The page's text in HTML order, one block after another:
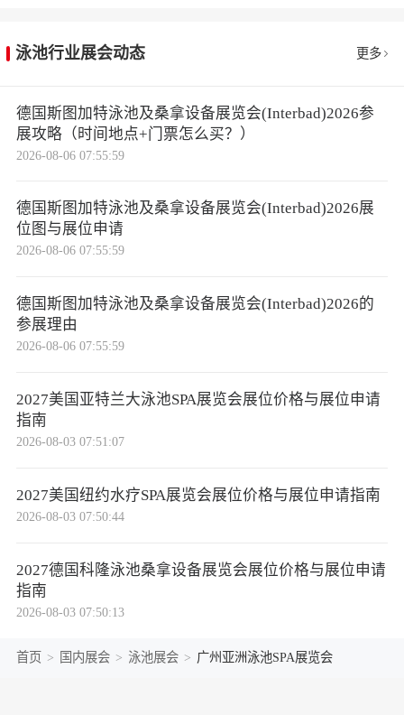
泳池行业展会动态 更多
德国斯图加特泳池及桑拿设备展览会(Interbad)2026参
展攻略（时间地点+门票怎么买？）
2026-08-06 07:55:59
德国斯图加特泳池及桑拿设备展览会(Interbad)2026展
位图与展位申请
2026-08-06 07:55:59
德国斯图加特泳池及桑拿设备展览会(Interbad)2026的
参展理由
2026-08-06 07:55:59
2027美国亚特兰大泳池SPA展览会展位价格与展位申请
指南
2026-08-03 07:51:07
2027美国纽约水疗SPA展览会展位价格与展位申请指南
2026-08-03 07:50:44
2027德国科隆泳池桑拿设备展览会展位价格与展位申请
指南
2026-08-03 07:50:13
首页 > 国内展会 > 泳池展会 > 广州亚洲泳池SPA展览会